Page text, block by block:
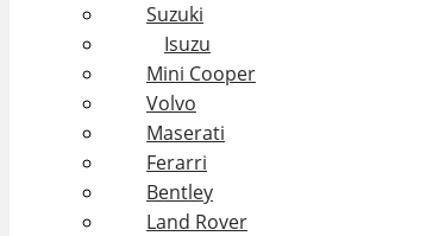
Suzuki
Isuzu
Mini Cooper
Volvo
Maserati
Ferarri
Bentley
Land Rover